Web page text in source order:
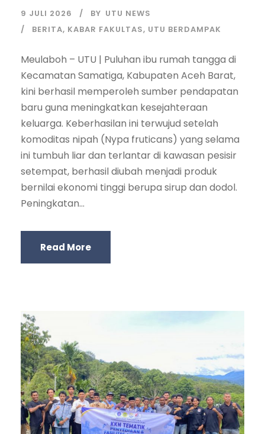
9 JULI 2026 BY UTU NEWS
BERITA, KABAR FAKULTAS, UTU BERDAMPAK
Meulaboh – UTU | Puluhan ibu rumah tangga di
Kecamatan Samatiga, Kabupaten Aceh Barat,
kini berhasil memperoleh sumber pendapatan
baru guna meningkatkan kesejahteraan
keluarga. Keberhasilan ini terwujud setelah
komoditas nipah (Nypa fruticans) yang selama
ini tumbuh liar dan terlantar di kawasan pesisir
setempat, berhasil diubah menjadi produk
bernilai ekonomi tinggi berupa sirup dan dodol.
Peningkatan...
Read More